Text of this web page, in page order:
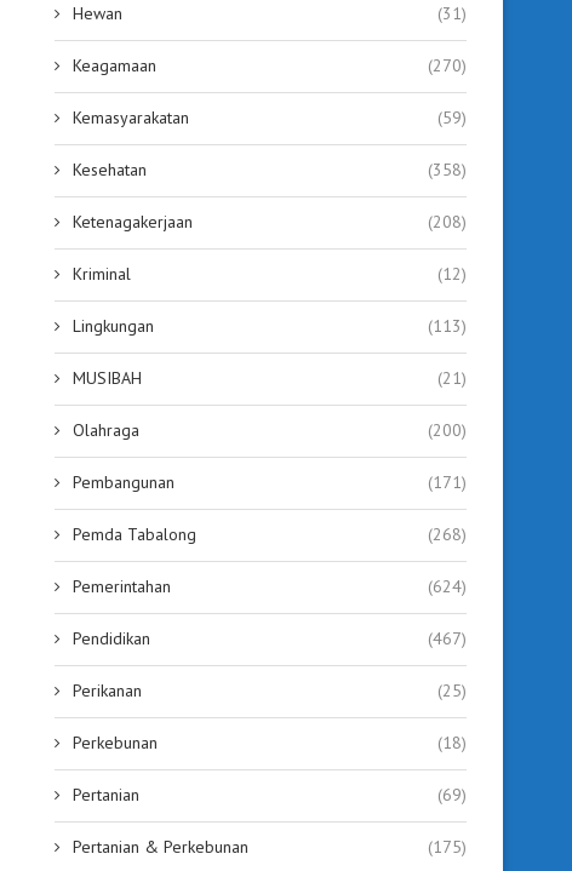
Hewan (31)
Keagamaan (270)
Kemasyarakatan (59)
Kesehatan (358)
Ketenagakerjaan (208)
Kriminal (12)
Lingkungan (113)
MUSIBAH (21)
Olahraga (200)
Pembangunan (171)
Pemda Tabalong (268)
Pemerintahan (624)
Pendidikan (467)
Perikanan (25)
Perkebunan (18)
Pertanian (69)
Pertanian & Perkebunan (175)